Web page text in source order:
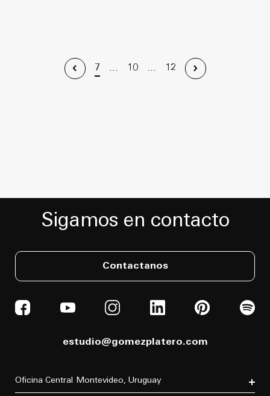
7 ... 10 ... 12
Sigamos en contacto
Contactanos
Oficina Central Montevideo, Uruguay
estudio@gomezplatero.com